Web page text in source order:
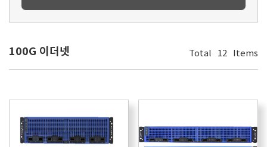
100G 이더넷 Total 12 Items